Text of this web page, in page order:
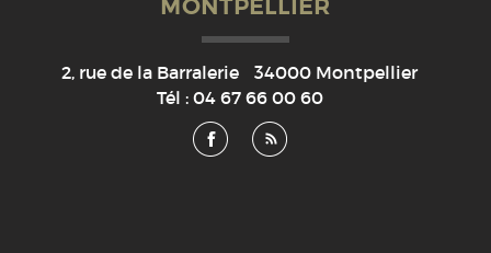
MONTPELLIER
2, rue de la Barralerie 34000 Montpellier
Tél : 04 67 66 00 60